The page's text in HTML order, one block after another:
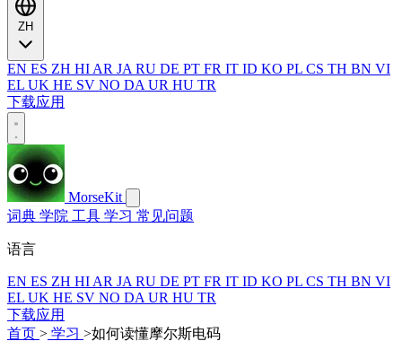
EN ES ZH HI AR JA RU DE PT FR IT ID KO PL CS TH BN VI
EL UK HE SV NO DA UR HU TR
下载应用
MorseKit
词典 学院 工具 学习 常见问题
语言
EN ES ZH HI AR JA RU DE PT FR IT ID KO PL CS TH BN VI
EL UK HE SV NO DA UR HU TR
下载应用
首页 > 学习 >如何读懂摩尔斯电码